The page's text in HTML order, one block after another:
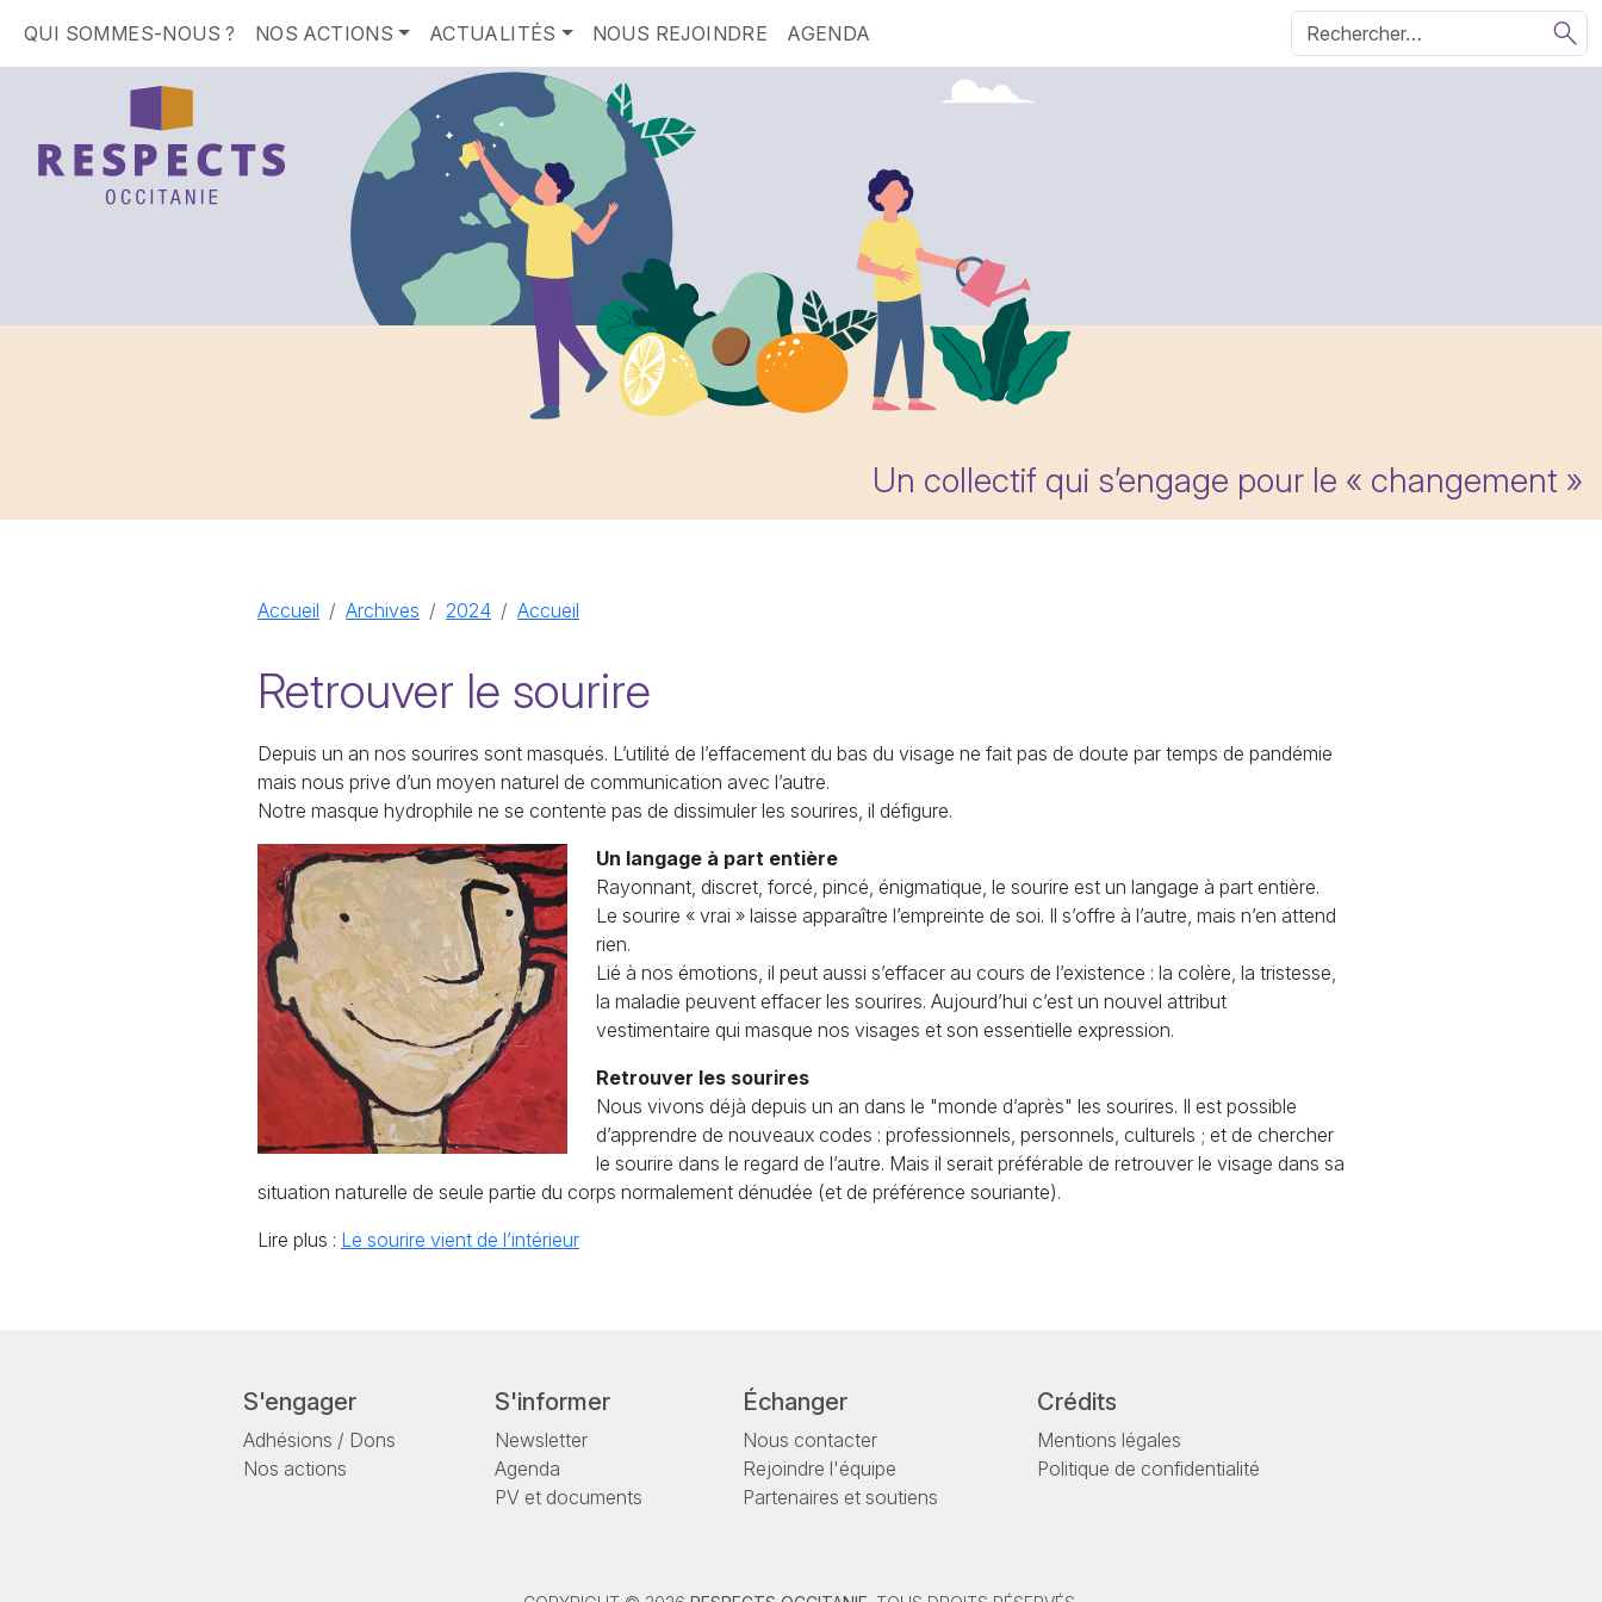
QUI SOMMES-NOUS ? NOS ACTIONS ACTUALITÉS NOUS REJOINDRE AGENDA
Un collectif qui s’engage pour le « changement »
Accueil Archives 2024 Accueil
Retrouver le sourire
Depuis un an nos sourires sont masqués. L’utilité de l’effacement du bas du visage ne fait pas de doute par temps de pandémie
mais nous prive d’un moyen naturel de communication avec l’autre.
Notre masque hydrophile ne se contente pas de dissimuler les sourires, il défigure.
Un langage à part entière
Rayonnant, discret, forcé, pincé, énigmatique, le sourire est un langage à part entière.
Le sourire « vrai » laisse apparaître l’empreinte de soi. Il s’offre à l’autre, mais n’en attend
rien.
Lié à nos émotions, il peut aussi s’effacer au cours de l’existence : la colère, la tristesse,
la maladie peuvent effacer les sourires. Aujourd’hui c’est un nouvel attribut
vestimentaire qui masque nos visages et son essentielle expression.
Retrouver les sourires
Nous vivons déjà depuis un an dans le "monde d’après" les sourires. Il est possible
d’apprendre de nouveaux codes : professionnels, personnels, culturels ; et de chercher
le sourire dans le regard de l’autre. Mais il serait préférable de retrouver le visage dans sa
situation naturelle de seule partie du corps normalement dénudée (et de préférence souriante).
Lire plus : Le sourire vient de l’intérieur
S'engager
Adhésions / Dons
Nos actions
S'informer
Newsletter
Agenda
PV et documents
Échanger
Nous contacter
Rejoindre l'équipe
Partenaires et soutiens
Crédits
Mentions légales
Politique de confidentialité